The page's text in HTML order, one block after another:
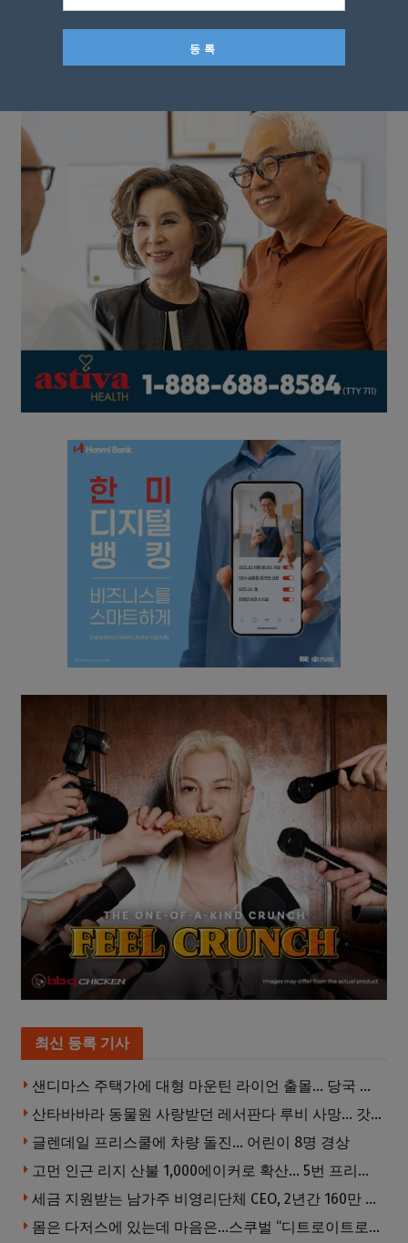
최신 등록 기사
샌디마스 주택가에 대형 마운틴 라이언 출몰… 당국 긴급 대응, 주민 접근 자제 당부
산타바바라 동물원 사랑받던 레서판다 루비 사망… 갓 태어난 새끼 2마리 잃은 지 수주 만
글렌데일 프리스쿨에 차량 돌진… 어린이 8명 경상
고먼 인근 리지 산불 1,000에이커로 확산… 5번 프리웨이 양방향 전면 폐쇄
세금 지원받는 남가주 비영리단체 CEO, 2년간 160만 달러 이상 받아… 미사용 휴가수당만 수십만 달러
몸은 다저스에 있는데 마음은…스쿠벌 “디트로이트로 돌아가고파”